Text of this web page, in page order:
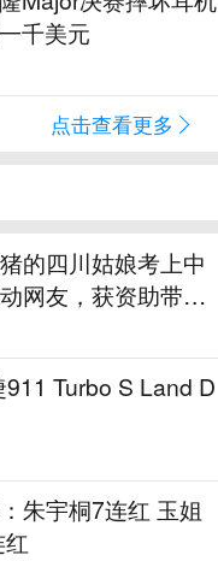
千美元
点击查看更多
的四川姑娘考上中
网友，获资助带父
”
Turbo S Land D
朱宇桐7连红 玉姐